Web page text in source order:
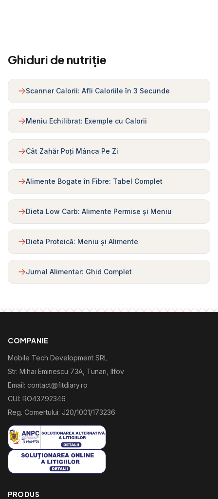
Ghiduri de nutriție
Scanner Calorii: Afli Caloriile în 3 Secunde
Meniu Echilibrat: Exemple cu Calorii
Cât Zahăr Poți Mânca Pe Zi
Alimente Bogate în Fibre: Tabel Complet
Dieta Low Carb: Alimente Permise și Meniu
Dieta Proteică: Meniu și Alimente
Jurnal Alimentar: Ghid Complet
COMPANIE
Mobile Tech Development SRL
Str. Mihai Eminescu 73A, Tunari, Ilfov
Email: contact@fitdiary.ro
CUI: RO43792346
Reg. Comertului: J20/1001/173236
PRODUS